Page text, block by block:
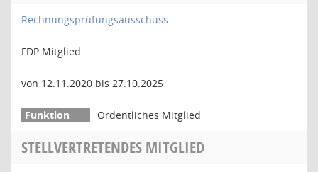
Rechnungsprüfungsausschuss
FDP Mitglied
von 12.11.2020 bis 27.10.2025
Ordentliches Mitglied
STELLVERTRETENDES MITGLIED